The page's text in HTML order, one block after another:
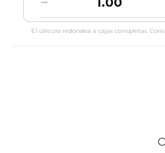
El cálculo redondea a cajas completas.